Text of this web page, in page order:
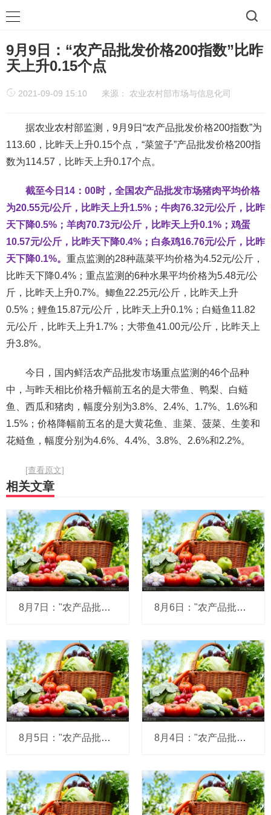
9月9日：“农产品批发价格200指数”比昨
天上升0.15个点
2021-09-09 15:10 来源： 农业农村部市场与信息化司
据农业农村部监测，9月9日“农产品批发价格200指数”为
113.60，比昨天上升0.15个点，“菜篮子”产品批发价格200指
数为114.57，比昨天上升0.17个点。
截至今日14：00时，全国农产品批发市场猪肉平均价格
为20.55元/公斤，比昨天上升1.5%；牛肉76.32元/公斤，比昨
天下降0.5%；羊肉70.73元/公斤，比昨天上升0.1%；鸡蛋
10.57元/公斤，比昨天下降0.4%；白条鸡16.76元/公斤，比昨
天下降0.1%。 重点监测的28种蔬菜平均价格为4.52元/公斤，
比昨天下降0.4%；重点监测的6种水果平均价格为5.48元/公
斤，比昨天上升0.7%。鲫鱼22.25元/公斤，比昨天上升
0.5%；鲤鱼15.87元/公斤，比昨天上升0.1%；白鲢鱼11.82
元/公斤，比昨天上升1.7%；大带鱼41.00元/公斤，比昨天上
升3.8%。
今日，国内鲜活农产品批发市场重点监测的46个品种
中，与昨天相比价格升幅前五名的是大带鱼、鸭梨、白鲢
鱼、西瓜和猪肉，幅度分别为3.8%、2.4%、1.7%、1.6%和
1.5%；价格降幅前五名的是大黄花鱼、韭菜、菠菜、生姜和
花鲢鱼，幅度分别为4.6%、4.4%、3.8%、2.6%和2.2%。
[查看原文]
相关文章
8月7日："农产品批发价格200指数"比昨天上升0.26个点 8月6日："农产品批发价格200指数"比昨天上升0.17个点
8月5日："农产品批发价格200指数"比昨天上升0.07个点 8月4日："农产品批发价格200指数"比昨天上升0.10个点